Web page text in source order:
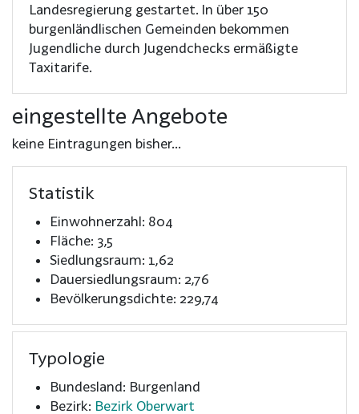
Landesregierung gestartet. In über 150
burgenländlischen Gemeinden bekommen
Jugendliche durch Jugendchecks ermäßigte
Taxitarife.
eingestellte Angebote
keine Eintragungen bisher...
Statistik
Einwohnerzahl: 804
Fläche: 3,5
Siedlungsraum: 1,62
Dauersiedlungsraum: 2,76
Bevölkerungsdichte: 229,74
Typologie
Bundesland: Burgenland
Bezirk: Bezirk Oberwart